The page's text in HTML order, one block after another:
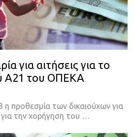
για αιτήσεις για το
Α21 του ΟΠΕΚΑ
η προθεσμία των δικαιούχων για
την χορήγηση του …